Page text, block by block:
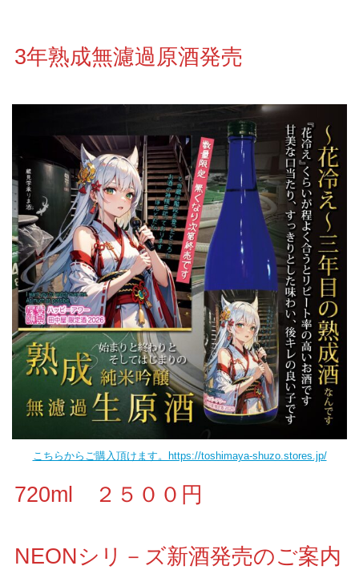
3年熟成無濾過原酒発売
こちらからご購入頂けます。https://toshimaya-shuzo.stores.jp/
720ml ２５００円
NEONシリ－ズ新酒発売のご案内